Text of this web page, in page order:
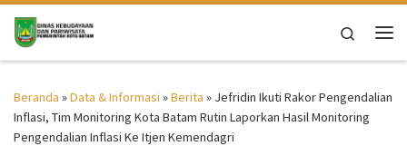
Skip to content
Search
Beranda »Data & Informasi »Berita » Jefridin Ikuti Rakor Pengendalian
Inflasi, Tim Monitoring Kota Batam Rutin Laporkan Hasil Monitoring
Pengendalian Inflasi Ke Itjen Kemendagri